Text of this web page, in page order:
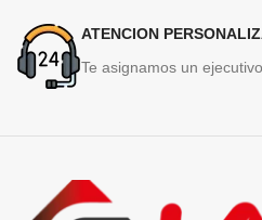
ATENCION
Te asignamos un